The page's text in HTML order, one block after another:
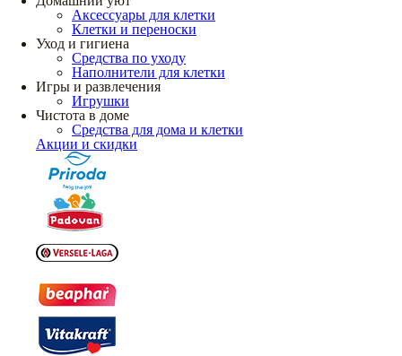
Аксессуары для клетки
Клетки и переноски
Уход и гигиена
Средства по уходу
Наполнители для клетки
Игры и развлечения
Игрушки
Чистота в доме
Средства для дома и клетки
Акции и скидки